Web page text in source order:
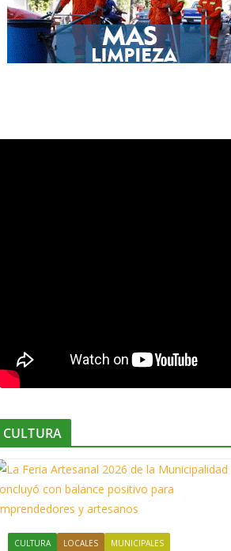
CULTURA
CULTURA LOCALES MUNICIPALES